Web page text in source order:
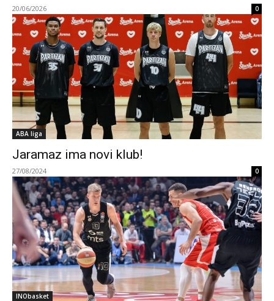
20/06/2026 0
ABA liga
Jaramaz ima novi klub!
27/08/2024 0
INObasket